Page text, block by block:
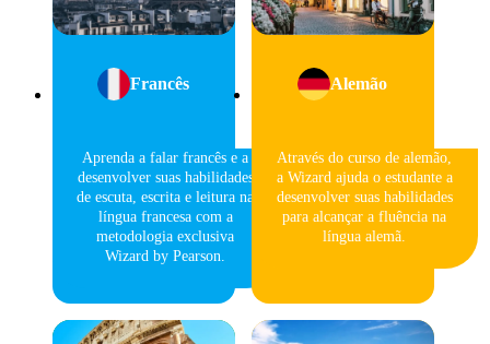
Francês
Aprenda a falar francês e a
desenvolver suas habilidades
de escuta, escrita e leitura na
língua francesa com a
metodologia exclusiva
Wizard by Pearson.
Alemão
Através do curso de alemão,
a Wizard ajuda o estudante a
desenvolver suas habilidades
para alcançar a fluência na
língua alemã.